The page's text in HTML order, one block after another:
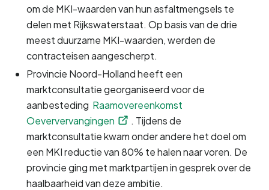
om de MKI-waarden van hun asfaltmengsels te
delen met Rijkswaterstaat. Op basis van de drie
meest duurzame MKI-waarden, werden de
contracteisen aangescherpt.
Provincie Noord-Holland heeft een
marktconsultatie georganiseerd voor de
aanbesteding Raamovereenkomst
Oeververvangingen
. Tijdens de
marktconsultatie kwam onder andere het doel om
een MKI reductie van 80% te halen naar voren. De
provincie ging met marktpartijen in gesprek over de
haalbaarheid van deze ambitie.